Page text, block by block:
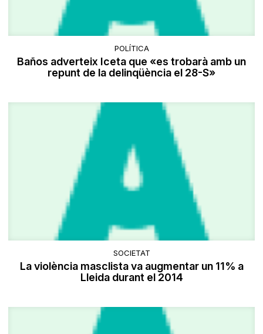
POLÍTICA
Baños adverteix Iceta que «es trobarà amb un
repunt de la delinqüència el 28-S»
SOCIETAT
La violència masclista va augmentar un 11% a
Lleida durant el 2014